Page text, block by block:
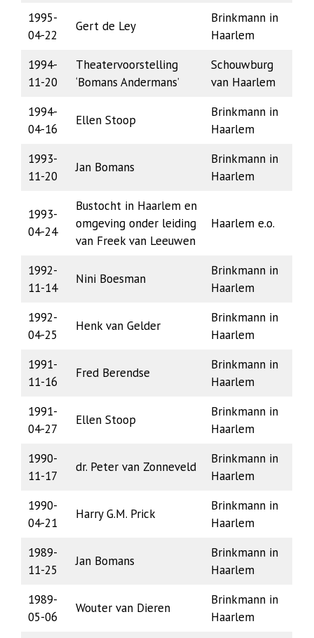
1995-
04-22
Gert de Ley
Brinkmann in
Haarlem
1994-
11-20
Theatervoorstelling
‘Bomans Andermans’
Schouwburg
van Haarlem
1994-
04-16
Ellen Stoop
Brinkmann in
Haarlem
1993-
11-20
Jan Bomans
Brinkmann in
Haarlem
1993-
04-24
Bustocht in Haarlem en
omgeving onder leiding
van Freek van Leeuwen
Haarlem e.o.
1992-
11-14
Nini Boesman
Brinkmann in
Haarlem
1992-
04-25
Henk van Gelder
Brinkmann in
Haarlem
1991-
11-16
Fred Berendse
Brinkmann in
Haarlem
1991-
04-27
Ellen Stoop
Brinkmann in
Haarlem
1990-
11-17
dr. Peter van Zonneveld
Brinkmann in
Haarlem
1990-
04-21
Harry G.M. Prick
Brinkmann in
Haarlem
1989-
11-25
Jan Bomans
Brinkmann in
Haarlem
1989-
05-06
Wouter van Dieren
Brinkmann in
Haarlem